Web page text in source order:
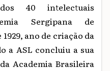
40 intelectuais
Sergipana de
ano de criação da
a ASL concluiu a sua
Academia Brasileira